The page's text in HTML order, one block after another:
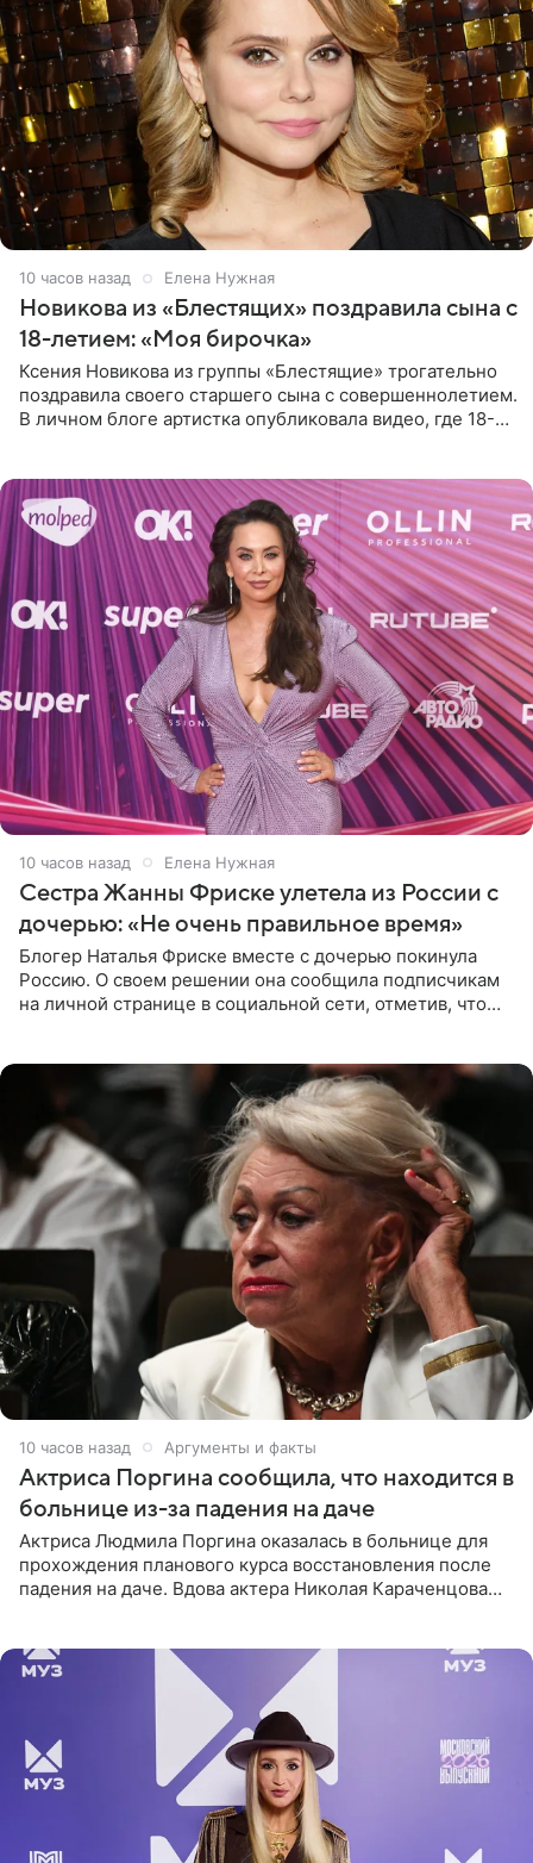
10 часов назад Елена Нужная
Новикова из «Блестящих» поздравила сына с
18-летием: «Моя бирочка»
Ксения Новикова из группы «Блестящие» трогательно
поздравила своего старшего сына с совершеннолетием.
В личном блоге артистка опубликовала видео, где 18-
10 часов назад Елена Нужная
Сестра Жанны Фриске улетела из России с
дочерью: «Не очень правильное время»
Блогер Наталья Фриске вместе с дочерью покинула
Россию. О своем решении она сообщила подписчикам
на личной странице в социальной сети, отметив, что
10 часов назад Аргументы и факты
Актриса Поргина сообщила, что находится в
больнице из-за падения на даче
Актриса Людмила Поргина оказалась в больнице для
прохождения планового курса восстановления после
падения на даче. Вдова актера Николая Караченцова